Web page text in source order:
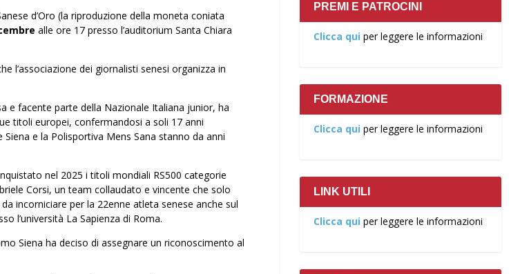
d’Oro (la riproduzione della moneta coniata
alle ore 17 presso l’auditorium Santa Chiara
l’associazione dei giornalisti senesi organizza in
e facente parte della Nazionale Italiana junior, ha
titoli europei, confermandosi a soli 17 anni
e la Polisportiva Mens Sana stanno da anni
nel 2025 i titoli mondiali RS500 categorie
Corsi, un team collaudato e vincente che solo
incorniciare per la 22enne atleta senese anche sul
l’università La Sapienza di Roma.
Siena ha deciso di assegnare un riconoscimento al
PREMI E PATROCINI
Clicca qui per leggere le informazioni
FORMAZIONE
Clicca qui per leggere le informazioni
LINK UTILI
Clicca qui per leggere le informazioni